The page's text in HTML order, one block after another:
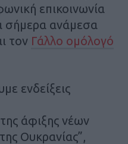
επικοινωνία
σήμερα ανάμεσα
τον Γάλλο ομόλογό
ενδείξεις
άφιξης νέων
Ουκρανίας”,